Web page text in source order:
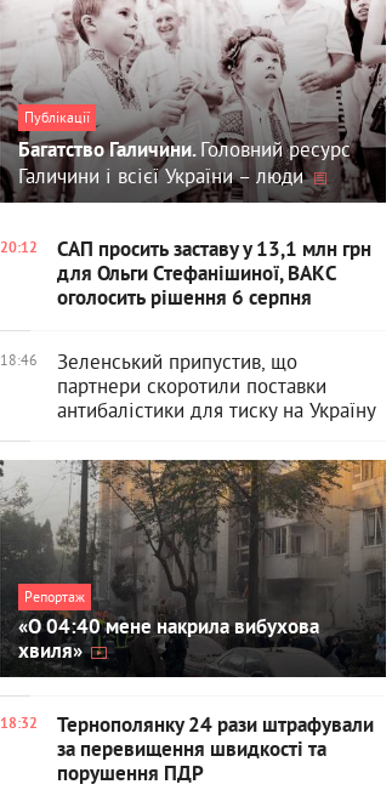
Публікації
Багатство Галичини.Головний ресурс
Галичини і всієї України – люди
20:12
САП просить заставу у 13,1 млн грн
для Ольги Стефанішиної, ВАКС
оголосить рішення 6 серпня
18:46
Зеленський припустив, що
партнери скоротили поставки
антибалістики для тиску на Україну
Репортаж
«О 04:40 мене накрила вибухова
хвиля»
18:32
Тернополянку 24 рази штрафували
за перевищення швидкості та
порушення ПДР